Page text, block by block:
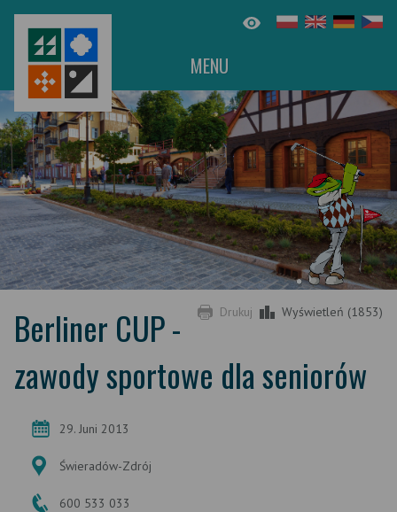
MENU
Drukuj Wyświetleń (1853)
Berliner CUP -
zawody sportowe dla seniorów
29. Juni 2013
Świeradów-Zdrój
600 533 033